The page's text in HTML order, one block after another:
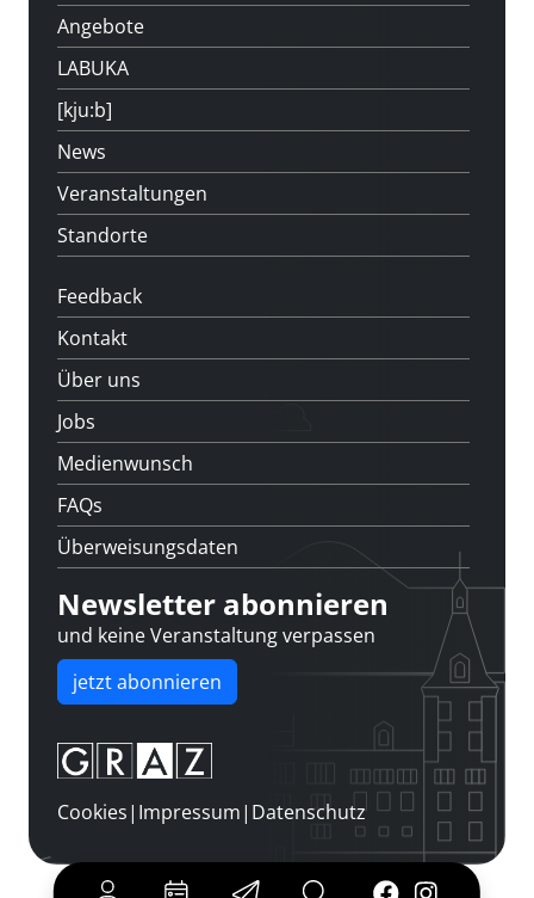
Angebote
LABUKA
[kju:b]
News
Veranstaltungen
Standorte
Feedback
Kontakt
Über uns
Jobs
Medienwunsch
FAQs
Überweisungsdaten
Newsletter abonnieren
und keine Veranstaltung verpassen
jetzt abonnieren
Cookies| Impressum| Datenschutz